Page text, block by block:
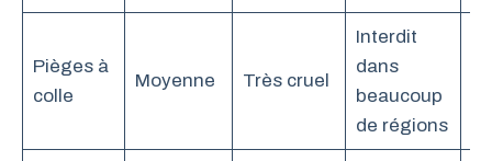
Pièges à
colle
Moyenne Très cruel
Interdit
dans
beaucoup
de régions